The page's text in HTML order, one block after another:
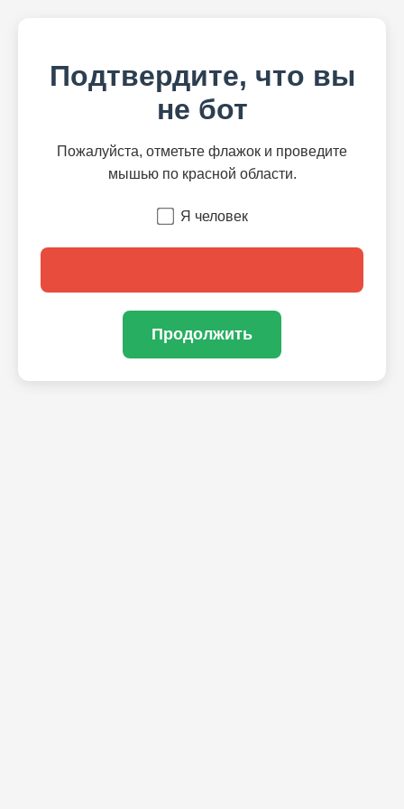
Подтвердите, что вы
не бот
Пожалуйста, отметьте флажок и проведите
мышью по красной области.
Я человек
Продолжить